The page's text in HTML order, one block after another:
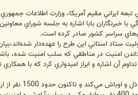
‌ايراني مقيم آمريكا، وزارت اطلاعات
خبرنگاران بابا اشاره به جلسه‌ شوراي
سراسر كشور صادر كرده است.
استاني اين طرح را عهده‌دار
امنيت در مناطقي كه سلب امنيت شده،
آن اشاره و ابراز اميدواري كرد كه با
و اوباش دستگير شده و در بازداشت به سر مي‌برند.